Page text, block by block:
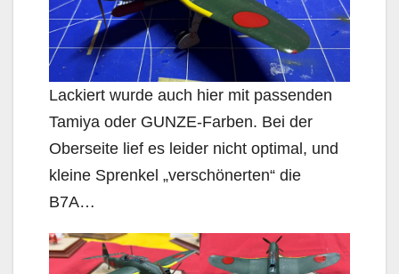
Lackiert wurde auch hier mit passenden
Tamiya oder GUNZE-Farben. Bei der
Oberseite lief es leider nicht optimal, und
kleine Sprenkel „verschönerten“ die
B7A…